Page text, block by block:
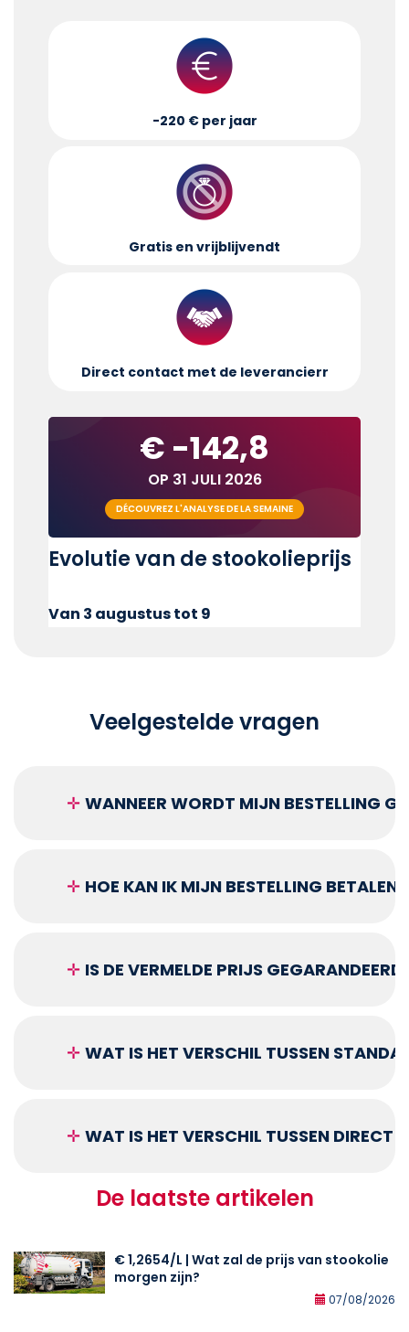
-220 € per jaar
Gratis en vrijblijvendt
Direct contact met de leverancierr
€ -142,8
OP 31 JULI 2026
DÉCOUVREZ L'ANALYSE DE LA SEMAINE
Evolutie van de stookolieprijs
Van 3 augustus tot 9
Veelgestelde vragen
✛ WANNEER WORDT MIJN BESTELLING
✛ HOE KAN IK MIJN BESTELLING BETALEN?
✛ IS DE VERMELDE PRIJS
✛ WAT IS HET VERSCHIL TUSSEN
✛ WAT IS HET VERSCHIL TUSSEN DIRECT
De laatste artikelen
€ 1,2654/L | Wat zal de prijs van stookolie
morgen zijn?
07/08/2026